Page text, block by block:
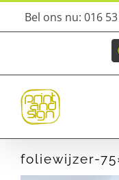
Ga
inhoud
Bel ons nu: 016
foliewijzer-